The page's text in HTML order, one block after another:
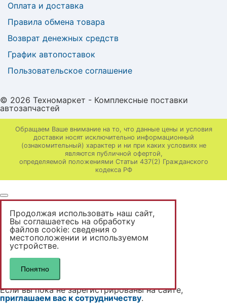
Оплата и доставка
Правила обмена товара
Возврат денежных средств
График автопоставок
Пользовательское соглашение
© 2026 Техномаркет - Комплексные поставки
автозапчастей
Обращаем Ваше внимание на то, что данные цены и условия
доставки носят исключительно информационный
(ознакомительный) характер и ни при каких условиях не
являются публичной офертой,
определяемой положениями Статьи 437(2) Гражданского
кодекса РФ
Продолжая использовать наш сайт,
Вы соглашаетесь на обработку
файлов cookie: сведения о
местоположении и используемом
устройстве.
Понятно
Вы неавторизованы
Доступны только розничные цены.
Если вы уже зарегистрированы на сайте,
авторизутесь
Вам будут доступны ваши цены.
Если вы пока не зарегистрированы на сайте,
приглашаем вас к сотрудничеству.